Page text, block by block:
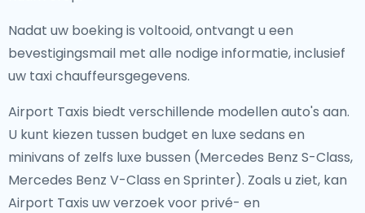
Nadat uw boeking is voltooid, ontvangt u een
bevestigingsmail met alle nodige informatie, inclusief
uw taxi chauffeursgegevens.
Airport Taxis biedt verschillende modellen auto's aan.
U kunt kiezen tussen budget en luxe sedans en
minivans of zelfs luxe bussen (Mercedes Benz S-Class,
Mercedes Benz V-Class en Sprinter). Zoals u ziet, kan
Airport Taxis uw verzoek voor privé- en